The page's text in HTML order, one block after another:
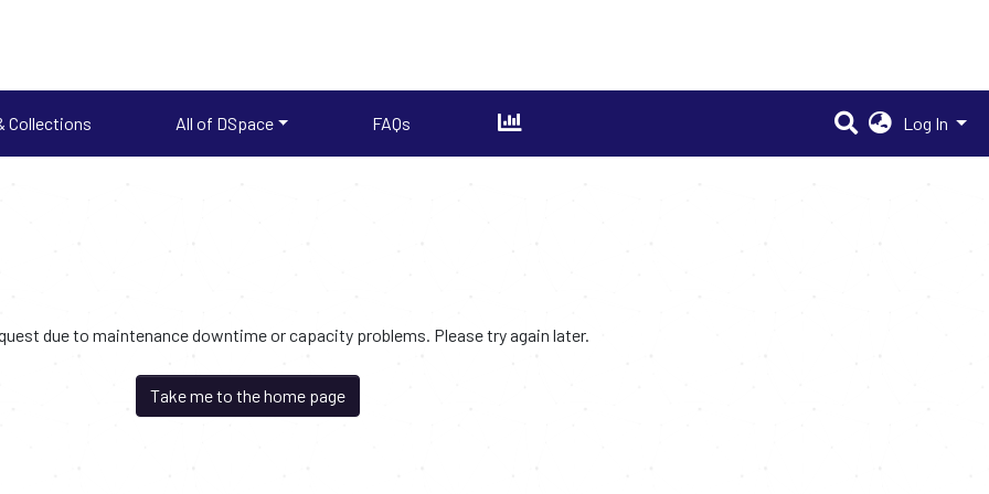
Collections All of DSpace FAQs Log In
due to maintenance downtime or capacity problems. Please try again later.
Take me to the home page